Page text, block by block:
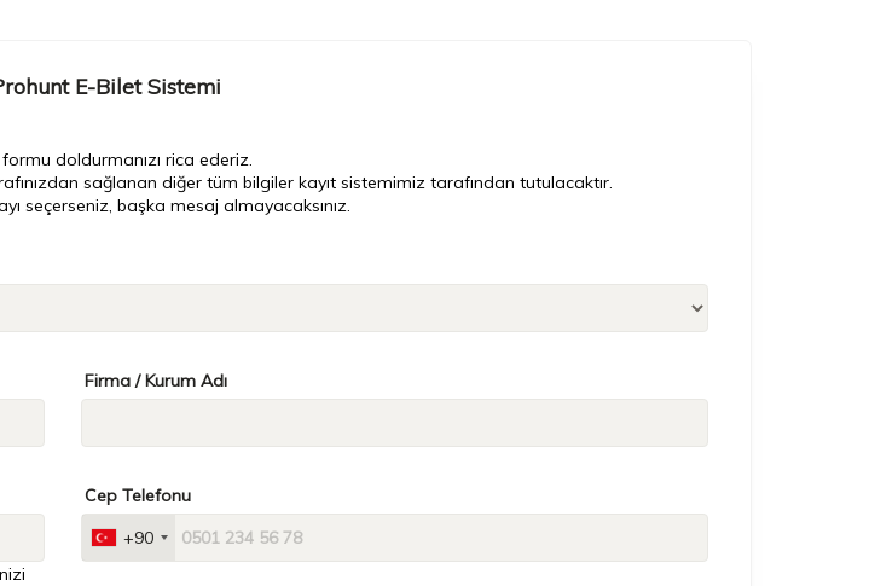
E-Bilet Sistemi
doldurmanızı rica ederiz.
sağlanan diğer tüm bilgiler kayıt sistemimiz tarafından tutulacaktır.
seçerseniz, başka mesaj almayacaksınız.
Firma / Kurum Adı
Cep Telefonu
+90